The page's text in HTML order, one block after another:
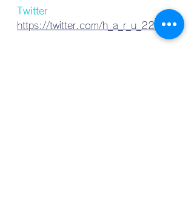
Twitter
https://twitter.com/h_a_r_u_222